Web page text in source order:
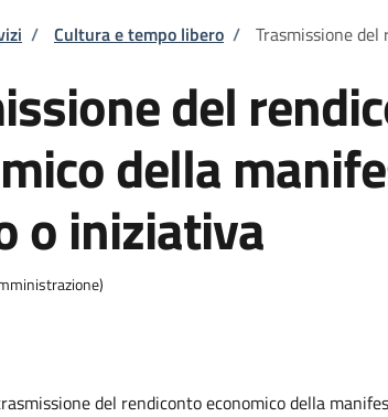
di pane
/ Cultura e tempo libero / Trasmissione
del
della
o iniziativa
del rendiconto economico della